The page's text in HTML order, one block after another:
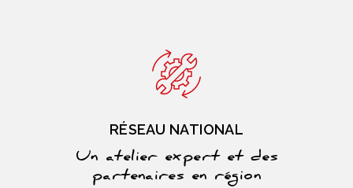
RÉSEAU NATIONAL
Un atelier expert et des
partenaires en région